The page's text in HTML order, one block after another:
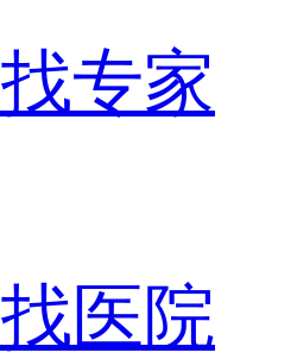
找专家
找医院